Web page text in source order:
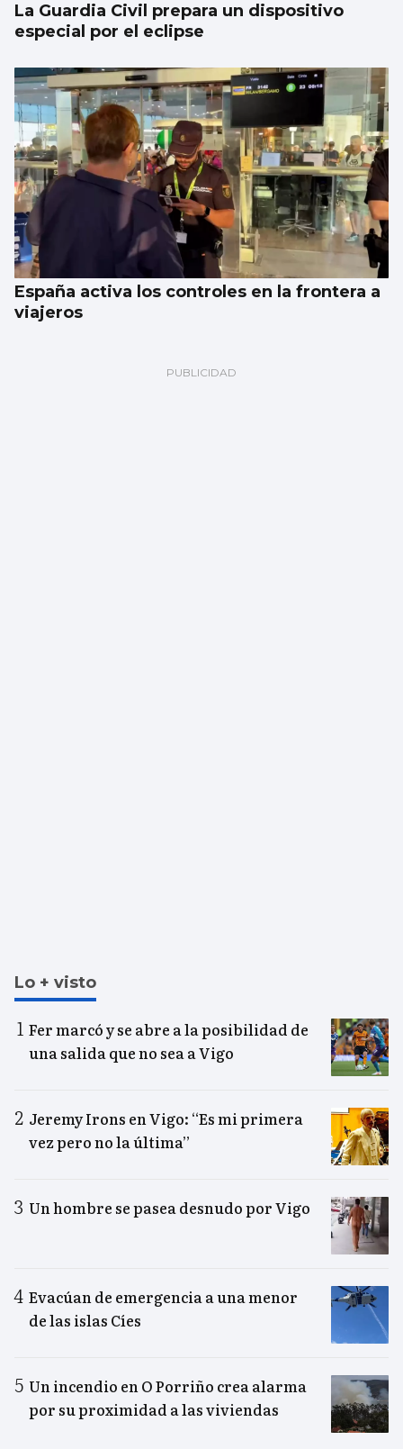
La Guardia Civil prepara un dispositivo
especial por el eclipse
España activa los controles en la frontera a
viajeros
Lo + visto
Fer marcó y se abre a la posibilidad de
una salida que no sea a Vigo
Jeremy Irons en Vigo: “Es mi primera
vez pero no la última”
Un hombre se pasea desnudo por Vigo
Evacúan de emergencia a una menor
de las islas Cíes
Un incendio en O Porriño crea alarma
por su proximidad a las viviendas